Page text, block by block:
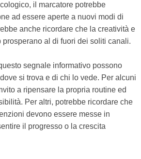
il marcatore potrebbe
ad essere aperte a nuovi modi di
anche ricordare che la creatività e
prosperano al di fuori dei soliti canali.
segnale informativo possono
si trova e di chi lo vede. Per alcuni
a ripensare la propria routine ed
Per altri, potrebbe ricordare che
devono essere messe in
il progresso o la crescita